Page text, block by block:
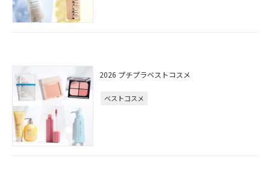
2026 プチプラベストコスメ
ベストコスメ